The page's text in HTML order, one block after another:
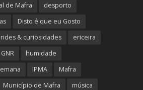
de Mafra
desporto
Disto é que eu Gosto
& curiosidades
ericeira
GNR
humidade
IPMA
Mafra
Município de Mafra
música